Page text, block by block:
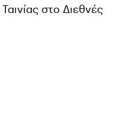
στο Διεθνές